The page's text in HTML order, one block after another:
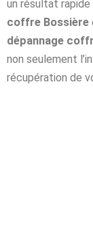
un résultat
coffre Bossière
dépannage
non seulement
récupération de